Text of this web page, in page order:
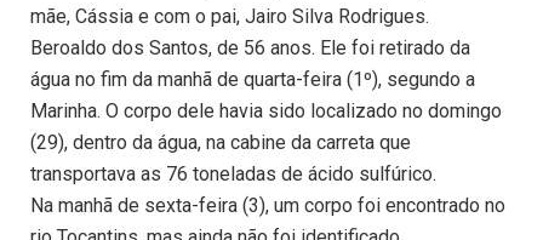
mãe, Cássia e com o pai, Jairo Silva Rodrigues.
Beroaldo dos Santos, de 56 anos. Ele foi retirado da
água no fim da manhã de quarta-feira (1º), segundo a
Marinha. O corpo dele havia sido localizado no domingo
(29), dentro da água, na cabine da carreta que
transportava as 76 toneladas de ácido sulfúrico.
Na manhã de sexta-feira (3), um corpo foi encontrado no